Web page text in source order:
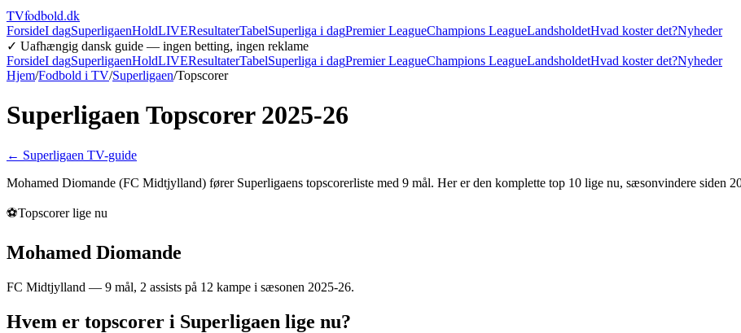
TVfodbold.dk
ForsideI dagSuperligaenHoldLIVEResultaterTabelSuperliga i dagPremier LeagueChampions LeagueLandsholdetHvad koster det?Nyheder
✓ Uafhængig dansk guide — ingen betting, ingen reklame
ForsideI dagSuperligaenHoldLIVEResultaterTabelSuperliga i dagPremier LeagueChampions LeagueLandsholdetHvad koster det?Nyheder
Hjem/Fodbold i TV/Superligaen/Topscorer
Superligaen Topscorer 2025-26
← Superligaen TV-guide
Mohamed Diomande (FC Midtjylland) fører Superligaens topscorerliste med 9 mål. Her er den komplette top 10 lige nu, sæsonvindere siden
⚽Topscorer lige nu
Mohamed Diomande
FC Midtjylland — 9 mål, 2 assists på 12 kampe i sæsonen 2025-26.
Hvem er topscorer i Superligaen lige nu?